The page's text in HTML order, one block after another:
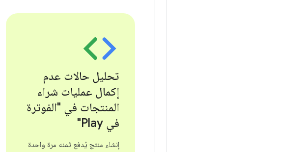
تحليل حالات عدم
إكمال عمليات شراء
المنتجات في "الفوترة
في Play"
إنشاء منتج يُدفع ثمنه مرة واحدة